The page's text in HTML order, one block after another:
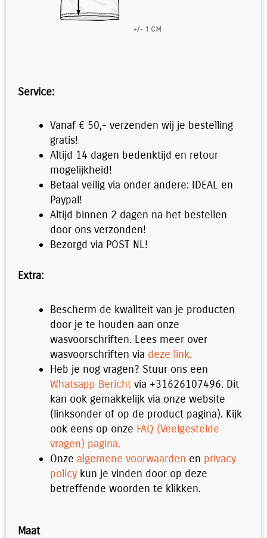
Service:
Vanaf € 50,- verzenden wij je bestelling
gratis!
Altijd 14 dagen bedenktijd en retour
mogelijkheid!
Betaal veilig via onder andere: IDEAL en
Paypal!
Altijd binnen 2 dagen na het bestellen
door ons verzonden!
Bezorgd via POST NL!
Extra:
Bescherm de kwaliteit van je producten
door je te houden aan onze
wasvoorschriften. Lees meer over
wasvoorschriften via deze link.
Heb je nog vragen? Stuur ons een
Whatsapp Bericht via +31626107496. Dit
kan ook gemakkelijk via onze website
(linksonder of op de product pagina). Kijk
ook eens op onze FAQ (Veelgestelde
vragen) pagina.
Onze algemene voorwaarden en privacy
policy kun je vinden door op deze
betreffende woorden te klikken.
Maat
Polo